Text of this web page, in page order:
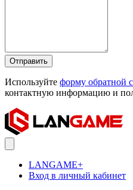
Отправить
Используйте форму обратной
контактную информацию и
LANGAME+
Вход в личный кабинет